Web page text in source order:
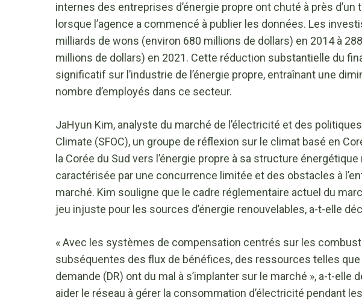
internes des entreprises d’énergie propre ont chuté à près d’un
lorsque l’agence a commencé à publier les données. Les
milliards de wons (environ 680 millions de dollars) en 2014 à
millions de dollars) en 2021. Cette réduction substantielle du
significatif sur l’industrie de l’énergie propre, entraînant une
nombre d’employés dans ce secteur.
JaHyun Kim, analyste du marché de l’électricité et des
Climate (SFOC), un groupe de réflexion sur le climat basé en
la Corée du Sud vers l’énergie propre à sa structure
caractérisée par une concurrence limitée et des obstacles à
marché. Kim souligne que le cadre réglementaire actuel du
jeu injuste pour les sources d’énergie renouvelables, a-t-elle
« Avec les systèmes de compensation centrés sur les
subséquentes des flux de bénéfices, des ressources telles
demande (DR) ont du mal à s’implanter sur le marché », a-t-
aider le réseau à gérer la consommation d’électricité pendant